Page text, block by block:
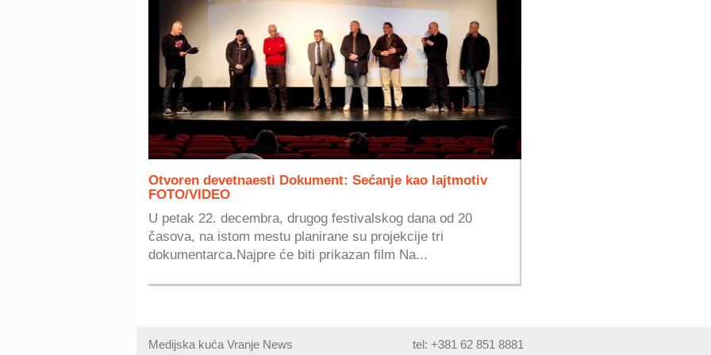
Otvoren devetnaesti Dokument: Sećanje kao lajtmotiv
FOTO/VIDEO
U petak 22. decembra, drugog festivalskog dana od 20
časova, na istom mestu planirane su projekcije tri
dokumentarca.Najpre će biti prikazan film Na...
Medijska kuća Vranje News tel: +381 62 851 8881